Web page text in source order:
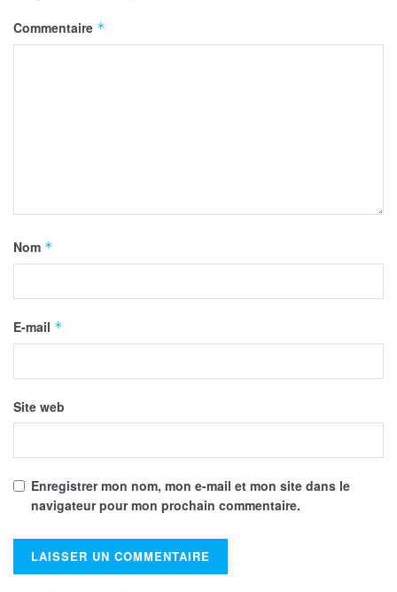
Commentaire *
Nom *
E-mail *
Site web
Enregistrer mon nom, mon e-mail et mon site dans le
navigateur pour mon prochain commentaire.